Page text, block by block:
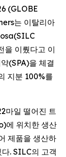
(GLOBE
는 이탈리아
을 이뤘다고 이
(SPA)을 체결
지분 100%를
마일 떨어진 트
에 위치한 생산
제품을 생산하
. SILC의 고객